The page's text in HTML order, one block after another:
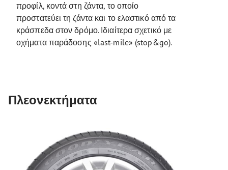
προφίλ, κοντά στη ζάντα, το οποίο
προστατεύει τη ζάντα και το ελαστικό από τα
κράσπεδα στον δρόμο. Ιδιαίτερα σχετικό με
οχήματα παράδοσης «last-mile» (stop&go).
Πλεονεκτήματα